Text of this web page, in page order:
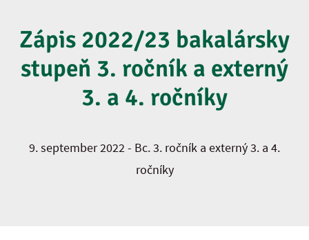
Zápis 2022/23 bakalársky
stupeň 3. ročník a externý
3. a 4. ročníky
9. september 2022 - Bc. 3. ročník a externý 3. a 4.
ročníky